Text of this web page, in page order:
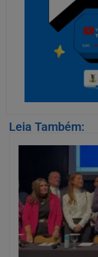
Leia Também: